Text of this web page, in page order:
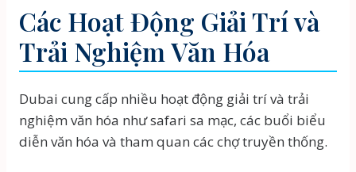
Các Hoạt Động Giải Trí và
Trải Nghiệm Văn Hóa
Dubai cung cấp nhiều hoạt động giải trí và trải
nghiệm văn hóa như safari sa mạc, các buổi biểu
diễn văn hóa và tham quan các chợ truyền thống.